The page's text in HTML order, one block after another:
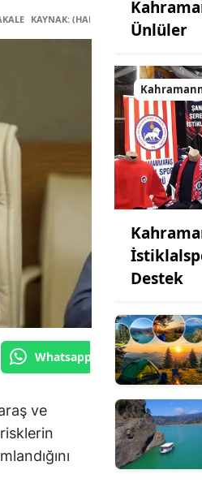
KAYNAK: (HABER MERKEZİ)
Whatsapp'tan Gönder
ve
Ünlüler
Destek